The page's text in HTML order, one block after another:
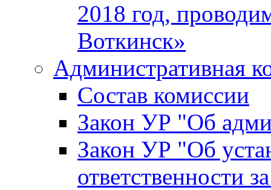
2018 год,
Воткинск»
Административная
Состав комиссии
Закон УР "Об
Закон УР "Об
ответственности